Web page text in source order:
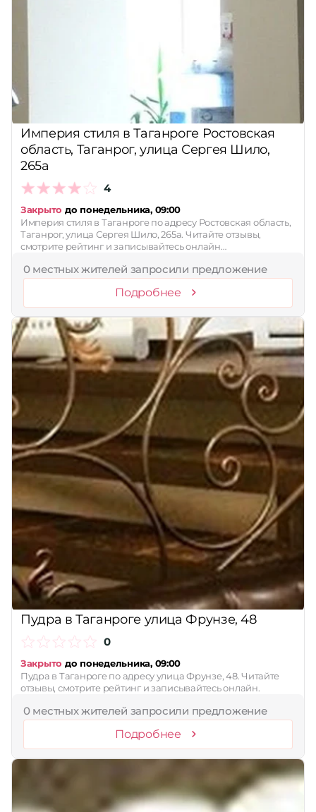
Империя стиля в Таганроге Ростовская
область, Таганрог, улица Сергея Шило,
265а
4
Закрыто до понедельника, 09:00
Империя стиля в Таганроге по адресу Ростовская область,
Таганрог, улица Сергея Шило, 265а. Читайте отзывы,
смотрите рейтинг и записывайтесь онлайн…
0 местных жителей запросили предложение
Подробнее
Пудра в Таганроге улица Фрунзе, 48
0
Закрыто до понедельника, 09:00
Пудра в Таганроге по адресу улица Фрунзе, 48. Читайте
отзывы, смотрите рейтинг и записывайтесь онлайн.
0 местных жителей запросили предложение
Подробнее